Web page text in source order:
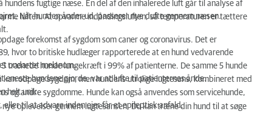
fugtige næse. En del af den inhalerede luft går til analyse af
Når hunden ånder ud, passerer nye dufte gennem næsen.
luften. At opvarme indåndingsluften, så temperaturen er tættere
forekomst af sygdom som caner og coronavirus. Det er
hvor to britiske hudlæger rapporterede at en hund vedvarende
ondartet melanom.
trænede hunde lungekræft i 99% af patienterne. De samme 5 hunde
hundene gjorde, var at lufte til patienternes ånde.
odpage sygdom, men hundens utrolige lugtesans, kombineret med
helt unik.
og andre sygdomme. Hunde kan også anvendes som servicehunde,
eller til at advare inden ejer får et epileptisk anfald.
oplevelser gennem lugtesansen. Du kan træne din hund til at søge